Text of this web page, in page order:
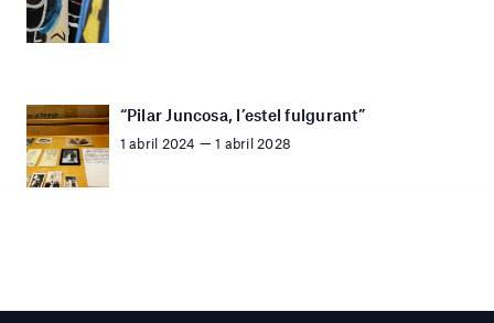
“Pilar Juncosa, l’estel fulgurant”
1 abril 2024 — 1 abril 2028